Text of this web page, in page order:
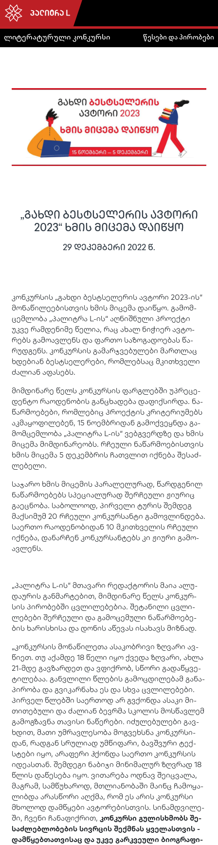
ლიტერატურული კონკურსი წესები და პირობები
„გახდი ბესტსელერის ავტორი
2023“ ხმის მიცემა დაიწყო
29 დეკემბერი 2022 წ.
კონ­კურ­სის „გახ­დი ბესტსე­ლე­რის ავ­ტო­რი 2023-ის“
მო­ნა­წი­ლე­ე­ბის­თვის ხმის მი­ცე­მა და­ი­წყო. გა­მომ­
ცემ­ლო­ბა „პა­ლიტ­რა L-ის“ აღ­ნიშ­ნუ­ლი პრო­ექ­ტი
უკვე რამ­დე­ნი­მე წე­ლია, რაც ახალ ნი­ჭი­ერ ავ­ტო­
რებს გა­მო­ავ­ლენს და ფარ­თო სა­ზო­გა­დო­ე­ბას წა­
რუდ­გენს. კონ­კურ­სის გა­მარ­ჯვე­ბუ­ლე­ბი მარ­თლაც
ხდე­ბი­ან ბესტსე­ლე­რე­ბი, რომ­ლებ­საც მკი­თხვე­ლი
ძა­ლი­ან აფა­სებს.
მიმ­დი­ნა­რე წელს კონ­კურ­სის ფარ­გლებ­ში უპ­რე­ცე­
დენ­ტო რა­ო­დე­ნო­ბის გან­ცხა­დე­ბა და­ფიქ­სირ­და. ნა­
წარ­მო­ე­ბე­ბი, რომ­ლე­ბიც პრო­ექ­ტის კრი­ტე­რი­უ­მებს
აკ­მა­ყო­ფი­ლე­ბენ, 15 ნო­ემ­ბრი­დან გა­მოქ­ვეყ­ნდა გა­
მომ­ცემ­ლო­ბა „პა­ლიტ­რა L-ის“ ვებგ­ვერ­დზე და ხმის
მი­ცე­მა მიმ­დი­ნა­რე­ობს. რჩე­უ­ლი ნა­წარ­მო­ე­ბის­თვის
ხმის მი­ცე­მა 5 დე­კემ­ბრის ჩათ­ვლით იქ­ნე­ბა შე­საძ­
ლე­ბე­ლი.
სა­ჯა­რო ხმის მი­ცე­მის პა­რა­ლე­ლუ­რად, წარ­დგე­ნილ
ნა­წარ­მო­ე­ბებს სპე­ცი­ა­ლუ­რად შერ­ჩე­უ­ლი ჟი­უ­რიც
გა­ეც­ნო­ბა. სა­ბო­ლო­ოდ, პირ­ვე­ლი ტუ­რის შემ­დეგ
მაქ­სი­მუმ 20 რჩე­უ­ლი კონ­კურ­სან­ტი გა­მოვ­ლინ­დე­ბა.
სა­ერ­თო რა­ო­დე­ნო­ბი­დან 10 მკი­თხვე­ლის რჩე­უ­ლი
იქ­ნე­ბა, და­ნარ­ჩენ კონ­კურ­სან­ტებს კი ჟი­უ­რი გა­მო­
ავ­ლენს.
„პა­ლიტ­რა L-ის“ მთა­ვა­რი რე­დაქ­ტო­რის მაია ალუ­
და­უ­რის გან­მარ­ტე­ბით, მიმ­დი­ნა­რე წელს კონ­კურ­
სის პი­რო­ბებ­ში ცვლი­ლე­ბე­ბია. შე­ტა­ნი­ლი ცვლი­
ლე­ბე­ბი შერ­ჩე­უ­ლი და გა­მო­ცე­მუ­ლი ნა­წარ­მო­ე­ბე­
ბის ხა­რის­ხი­სა და დო­ნის აწე­ვას ისა­ხავს მიზ­ნად.
„კონ­კურ­სის მო­ნა­წი­ლე­თა ასა­კობ­რი­ვი ზღვა­რი ავ­
წი­ეთ. თუ აქამ­დე 18 წელი იყო ქვე­და ზღვა­რი, ახლა
21-მდე გავ­ზარ­დეთ და ვფიქ­რობ, სწო­რი გა­და­წყვე­
ტი­ლე­ბაა. გან­ვლი­ლი წლე­ბის გა­მოც­დი­ლე­ბამ გა­ნა­
პი­რო­ბა და გვი­კარ­ნა­ხა ეს და სხვა ცვლი­ლე­ბე­ბი.
პირ­ველ წლებ­ში სა­ერ­თოდ არ გვქონ­და ასა­კი მი­
თი­თე­ბუ­ლი და ძა­ლი­ან ბევ­რმა სკო­ლის მოს­წავ­ლემ
გა­მოგ­ზავ­ნა თა­ვი­სი ნა­წე­რე­ბი. იძუ­ლე­ბუ­ლე­ბი გავ­
ხდით, მათი უმ­რავ­ლე­სო­ბა მოგ­ვეხ­სნა კონ­კურ­სი­
დან, რად­გან სრუ­ლი­ად უმ­წი­ფა­რი, ბავ­შვუ­რი ტექ­
სტე­ბი იყო, არა­ფე­რი ჰქონ­და სა­ერ­თო კონ­კურ­სის
იდე­ას­თან. შემ­დე­გი ნა­ბი­ჯი მი­ნი­მა­ლურ ზღვრად 18
წლის და­წე­სე­ბა იყო. ვი­თა­რე­ბა ოდ­ნავ შე­იც­ვა­ლა,
მაგ­რამ, სამ­წუ­ხა­როდ, მთლი­ა­ნო­ბა­ში მა­ინც ჩა­მო­ყა­
ლიბ­და არას­წო­რი აღ­ქმა, რომ ეს არის კონ­კურ­სი
მხო­ლოდ დამ­წყე­ბი ავ­ტო­რე­ბის­თვის. სი­ნამ­დვი­ლე­
ში, ჩვე­ნი ჩა­ნა­ფიქ­რით, კონ­კურ­სი გუ­ლის­ხმობს შე­
საძ­ლებ­ლო­ბე­ბის სივ­რცის შექ­მნას ყვე­ლას­თვის -
დამ­წყებ­თათ­ვი­საც და უკვე გარ­კვე­უ­ლი ბი­ოგ­რა­ფი­